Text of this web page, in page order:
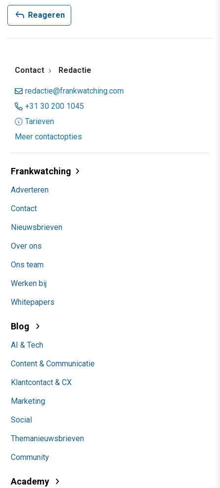
reply Reageren
Contact Redactie
redactie@frankwatching.com
+31 30 200 1045
Tarieven
Meer contactopties
Frankwatching
Adverteren
Contact
Nieuwsbrieven
Over ons
Ons team
Werken bij
Whitepapers
Blog
AI & Tech
Content & Communicatie
Klantcontact & CX
Marketing
Social
Themanieuwsbrieven
Community
Academy